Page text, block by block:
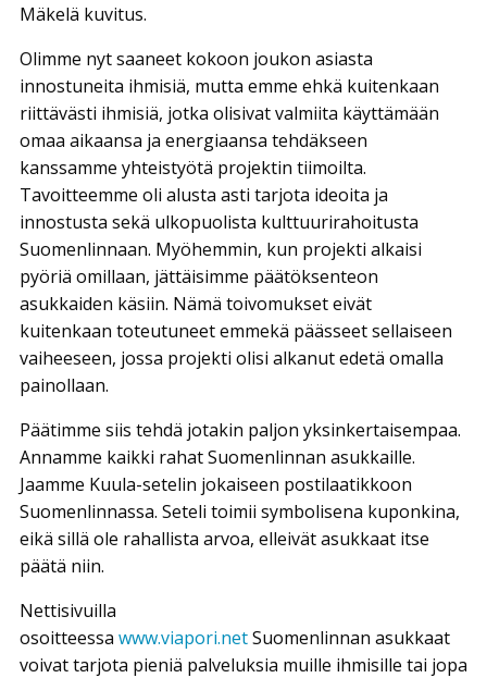
Mäkelä kuvitus.
Olimme nyt saaneet kokoon joukon asiasta
innostuneita ihmisiä, mutta emme ehkä kuitenkaan
riittävästi ihmisiä, jotka olisivat valmiita käyttämään
omaa aikaansa ja energiaansa tehdäkseen
kanssamme yhteistyötä projektin tiimoilta.
Tavoitteemme oli alusta asti tarjota ideoita ja
innostusta sekä ulkopuolista kulttuurirahoitusta
Suomenlinnaan. Myöhemmin, kun projekti alkaisi
pyöriä omillaan, jättäisimme päätöksenteon
asukkaiden käsiin. Nämä toivomukset eivät
kuitenkaan toteutuneet emmekä päässeet sellaiseen
vaiheeseen, jossa projekti olisi alkanut edetä omalla
painollaan.
Päätimme siis tehdä jotakin paljon yksinkertaisempaa.
Annamme kaikki rahat Suomenlinnan asukkaille.
Jaamme Kuula-setelin jokaiseen postilaatikkoon
Suomenlinnassa. Seteli toimii symbolisena kuponkina,
eikä sillä ole rahallista arvoa, elleivät asukkaat itse
päätä niin.
Nettisivuilla
osoitteessa www.viapori.netSuomenlinnan asukkaat
voivat tarjota pieniä palveluksia muille ihmisille tai jopa